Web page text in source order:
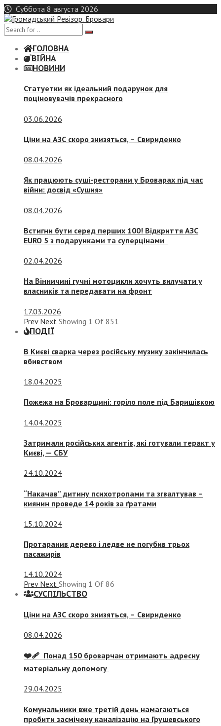
Skip
to
content
Суббота 8 августа 2026
ГОЛОВНА
ВІЙНА
НОВИНИ
Статуетки як ідеальний подарунок для
поціновувачів прекрасного
03.06.2026
Ціни на АЗС скоро знизяться, – Свириденко
08.04.2026
Як працюють суші-ресторани у Броварах під час
війни: досвід «Сушия»
08.04.2026
Встигни бути серед перших 100! Відкриття АЗС
EURO 5 з подарунками та суперцінами
02.04.2026
На Вінничині гучні мотоцикли хочуть вилучати у
власників та передавати на фронт
17.03.2026
Prev Next Showing 1 Of 851
ПОДІЇ
В Києві сварка через російську музику закінчилась
вбивством
18.04.2025
Пожежа на Броварщині: горіло поле під Баришівкою
14.04.2025
Затримали російських агентів, які готували теракт у
Києві, — СБУ
24.10.2024
“Накачав” дитину психотропами та згвалтував –
киянин проведе 14 років за ґратами
15.10.2024
Протаранив дерево і ледве не погубив трьох
пасажирів
14.10.2024
Prev Next Showing 1 Of 86
СУСПIЛЬСТВО
Ціни на АЗС скоро знизяться, – Свириденко
08.04.2026
❤️‍🩹 Понад 150 броварчан отримають адресну
матеріальну допомогу
29.04.2025
Комунальники вже третій день намагаються
пробити засмічену каналізацію на Грушевського